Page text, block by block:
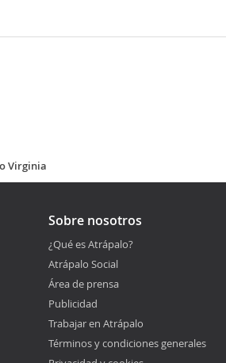
Virginia
Sobre nosotros
¿Qué es Atrápalo?
Atrápalo Social
Área de prensa
Publicidad
Trabajar en Atrápalo
Términos y condiciones generales